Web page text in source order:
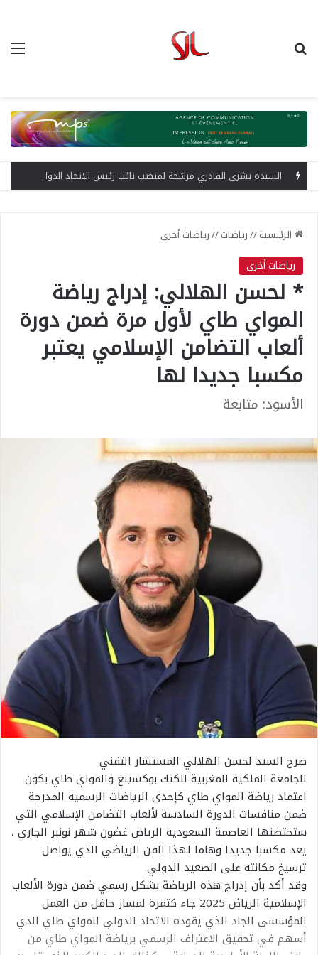
الرئيسية//رياضات//رياضات أخرى
رياضات أخرى
* لحسن الهلالي: إدراج رياضة
المواي طاي لأول مرة ضمن دورة
ألعاب التضامن الإسلامي يعتبر
مكسبا جديدا لها
الأسود: متابعة
صرح السيد لحسن الهلالي المستشار التقني
للجامعة الملكية المغربية للكيك بوكسينغ والمواي طاي بكون
اعتماد رياضة المواي طاي كإحدى الرياضات الرسمية المدرجة
ضمن منافسات الدورة السادسة لألعاب التضامن الإسلامي التي
ستحتضنها العاصمة السعودية الرياض غضون شهر نونبر الجاري ،
يعد مكسبا جديدا وهاما لهذا الفن الرياضي الذي يواصل
ترسيخ مكانته على الصعيد الدولي.
وقد أكد بأن إدراج هذه الرياضة بشكل رسمي ضمن دورة الألعاب
الإسلامية الرياض 2025 جاء كثمرة لمسار حافل من العمل
المؤسسي الجاد الذي يقوده الاتحاد الدولي للمواي طاي الذي
أسهم في تحقيق الاعتراف الرسمي برياضة المواي طاي من